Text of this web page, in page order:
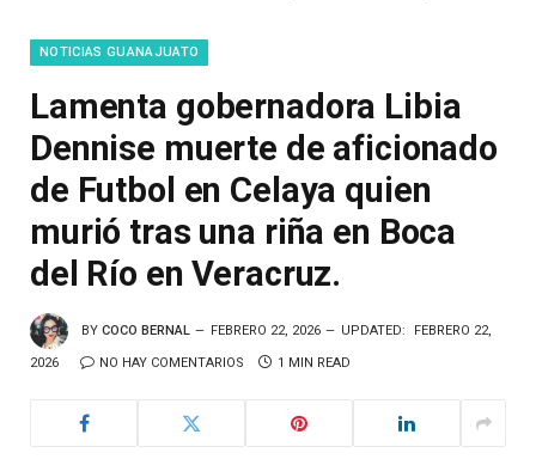
NOTICIAS GUANAJUATO
Lamenta gobernadora Libia
Dennise muerte de aficionado
de Futbol en Celaya quien
murió tras una riña en Boca
del Río en Veracruz.
BY COCO BERNAL FEBRERO 22, 2026 UPDATED: FEBRERO 22,
2026 NO HAY COMENTARIOS 1 MIN READ